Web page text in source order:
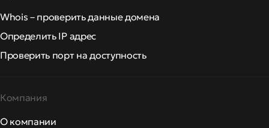
Whois – проверить данные домена
Определить IP адрес
Проверить порт на доступность
Компания
О компании